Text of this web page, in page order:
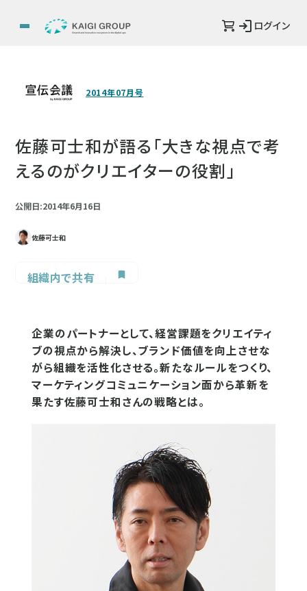
ログイン
2014年07月号
佐藤可士和が語る「大きな視点で考
えるのがクリエイターの役割」
公開日:2014年6月16日
佐藤可士和
組織内で共有
企業のパートナーとして、経営課題をクリエイティ
ブの視点から解決し、ブランド価値を向上させな
がら組織を活性化させる。新たなルールをつくり、
マーケティングコミュニケーション面から革新を
果たす佐藤可士和さんの戦略とは。